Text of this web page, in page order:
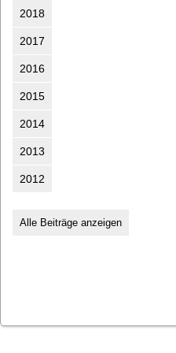
2018
2017
2016
2015
2014
2013
2012
Alle Beiträge anzeigen